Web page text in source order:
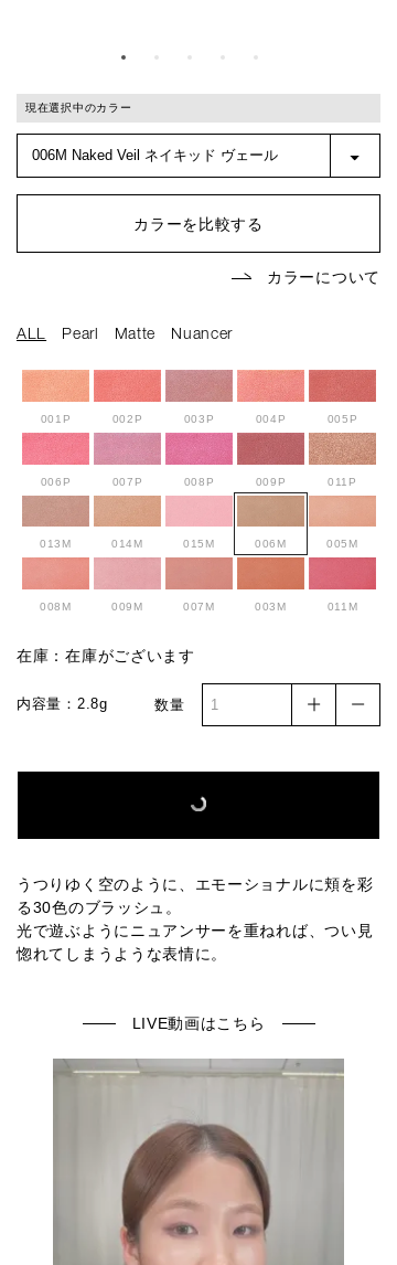
現在選択中のカラー
カラーを比較する
カラーについて
ALL Pearl Matte Nuancer
001P 002P 003P 004P 005P
006P 007P 008P 009P 011P
013M 014M 015M 006M 005M
008M 009M 007M 003M 011M
在庫：在庫がございます
内容量：2.8g 数量
うつりゆく空のように、エモーショナルに頬を彩
る30色のブラッシュ。
光で遊ぶようにニュアンサーを重ねれば、つい見
惚れてしまうような表情に。
LIVE動画はこちら